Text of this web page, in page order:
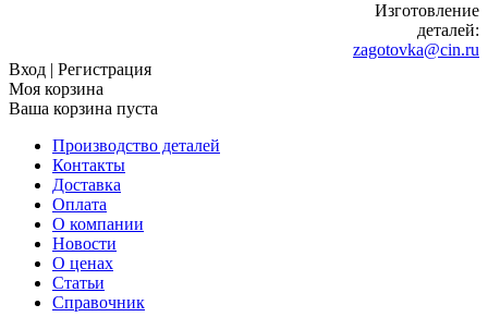
Изготовление
деталей:
zagotovka@cin.ru
Вход | Регистрация
Моя корзина
Ваша корзина пуста
Производство деталей
Контакты
Доставка
Оплата
О компании
Новости
О ценах
Статьи
Справочник